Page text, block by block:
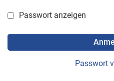
Passwort anzeigen
Passwort